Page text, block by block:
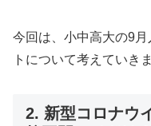
今回は、小中高大の9
トについて考えていき
2. 新型コロナウ